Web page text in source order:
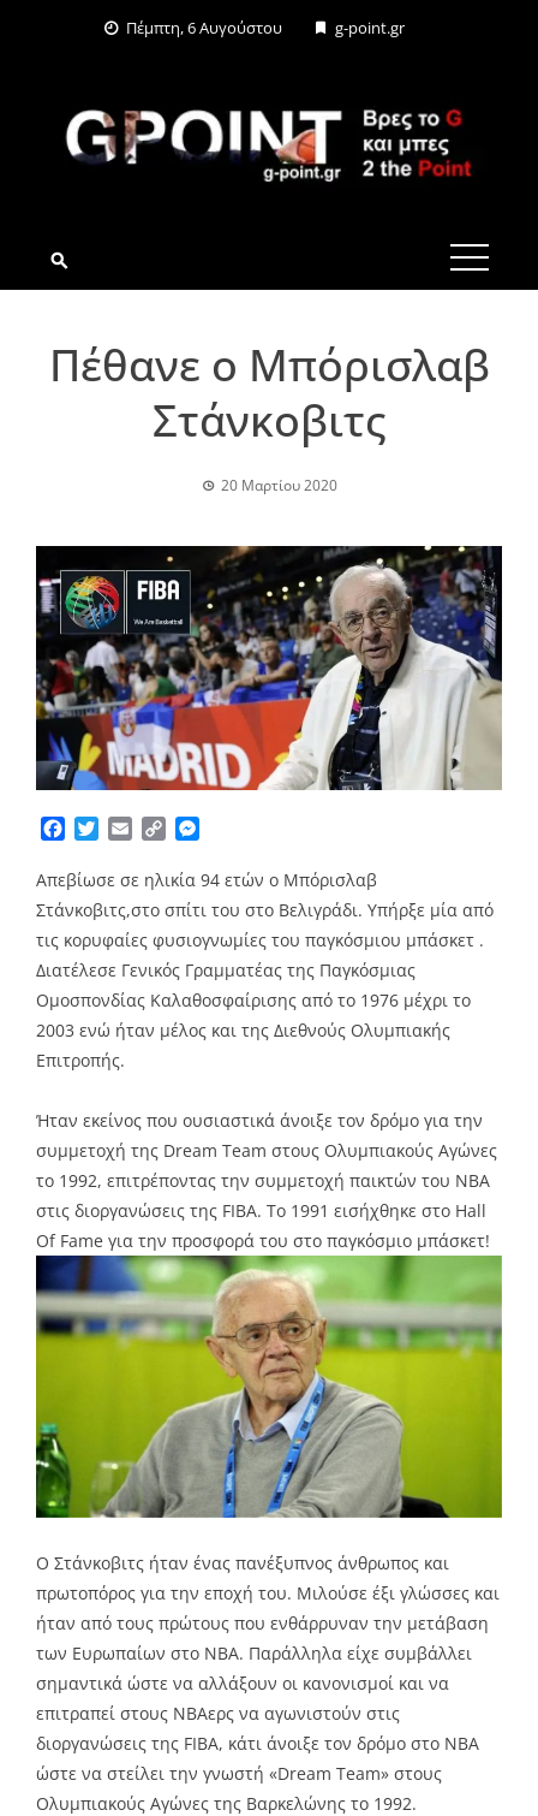
Πέμπτη, 6 Αυγούστου g-point.gr
G-POINT.GR
Πέθανε ο Μπόρισλαβ
Στάνκοβιτς
20 Μαρτίου 2020
Facebook
TwitterEmailCopy
Απεβίωσε σε ηλικία 94 ετών ο Μπόρισλαβ
Στάνκοβιτς,στο σπίτι του στο Βελιγράδι. Υπήρξε μία από
τις κορυφαίες φυσιογνωμίες του παγκόσμιου μπάσκετ .
Διατέλεσε Γενικός Γραμματέας της Παγκόσμιας
Ομοσπονδίας Καλαθοσφαίρισης από το 1976 μέχρι το
2003 ενώ ήταν μέλος και της Διεθνούς Ολυμπιακής
Επιτροπής.
Ήταν εκείνος που ουσιαστικά άνοιξε τον δρόμο για την
συμμετοχή της Dream Team στους Ολυμπιακούς Αγώνες
το 1992, επιτρέποντας την συμμετοχή παικτών του ΝΒΑ
στις διοργανώσεις της FIBA. Το 1991 εισήχθηκε στο Hall
Of Fame για την προσφορά του στο παγκόσμιο μπάσκετ!
Ο Στάνκοβιτς ήταν ένας πανέξυπνος άνθρωπος και
πρωτοπόρος για την εποχή του. Μιλούσε έξι γλώσσες και
ήταν από τους πρώτους που ενθάρρυναν την μετάβαση
των Ευρωπαίων στο ΝΒΑ. Παράλληλα είχε συμβάλλει
σημαντικά ώστε να αλλάξουν οι κανονισμοί και να
επιτραπεί στους ΝΒΑερς να αγωνιστούν στις
διοργανώσεις της FIBA, κάτι άνοιξε τον δρόμο στο ΝΒΑ
ώστε να στείλει την γνωστή «Dream Team» στους
Ολυμπιακούς Αγώνες της Βαρκελώνης το 1992.